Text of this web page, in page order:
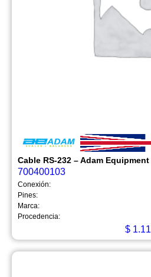
Cable RS-232 – Adam Equipment
700400103
Conexión:
Pines:
Marca:
Procedencia:
$ 1.11